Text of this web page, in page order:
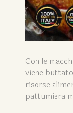
Con le
viene
risorse
pattumiera